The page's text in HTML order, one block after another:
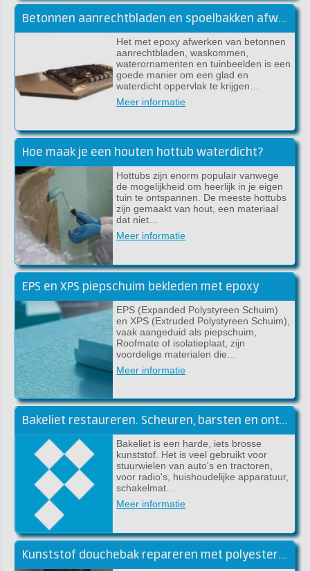
Betonnen aanrechtbladen en spoelbakken afwerken met epoxy
Het met epoxy afwerken van betonnen
aanrechtbladen, waskommen,
waterornamenten en tuinbeelden is een
goede manier om een glad en
waterdicht oppervlak te krijgen…
Meer informatie
Hoe maak je een houten hottub waterdicht?
Hottubs zijn enorm populair vanwege
de mogelijkheid om heerlijk in je eigen
tuin te ontspannen. De meeste hottubs
zijn gemaakt van hout, een materiaal
dat niet…
Meer informatie
EPS en XPS piepschuim bekleden met epoxy
EPS (Expanded Polystyreen Schuim)
en XPS (Extruded Polystyreen Schuim),
vaak aangeduid als piepschuim,
Roofmate of isolatieplaat, zijn
voordelige materialen die…
Meer informatie
Bakeliet restaureren. Scheuren, barsten en ontbrekende stukken
Bakeliet is een harde, iets brosse
kunststof. Het is veel gebruikt voor
stuurwielen van auto's en tractoren,
voor radio's, huishoudelijke apparatuur,
schakelmat…
Meer informatie
Kunststof douchebak repareren met polyester of epoxy